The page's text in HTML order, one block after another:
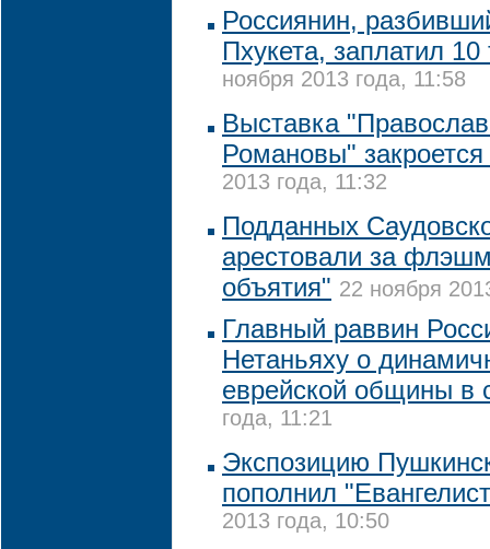
Россиянин,
Пхукета, заплатил
ноября 2013 года, 11:58
Выставка
Романовы"
2013 года, 11:32
Подданных
арестовали за
объятия" 22 ноября
Главный раввин
Нетаньяху о
еврейской общины в
года, 11:21
Экспозицию
пополнил
2013 года, 10:50